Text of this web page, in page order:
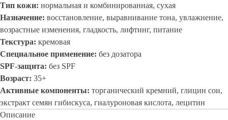
Тип кожи: нормальная и комбинированная, сухая
Назначение: восстановление, выравнивание тона, увлажнение,
возрастные изменения, гладкость, лифтинг, питание
Текстура: кремовая
Специальное применение: без дозатора
SPF-защита: без SPF
Возраст: 35+
Активные компоненты: торганический кремний, глицин сои,
экстракт семян гибискуса, гиалуроновая кислота, лецитин
Описание